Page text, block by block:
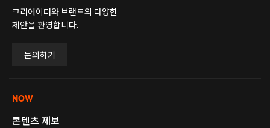
크리에이터와 브랜드의 다양한
제안을 환영합니다.
문의하기
NOW
콘텐츠 제보